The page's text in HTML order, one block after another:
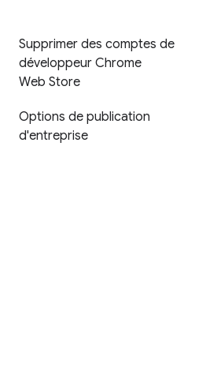
Supprimer des comptes de
développeur Chrome
Web Store
Options de publication
d'entreprise